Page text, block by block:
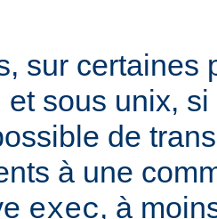
sur certaines
et sous unix,
de
à une
exec, à